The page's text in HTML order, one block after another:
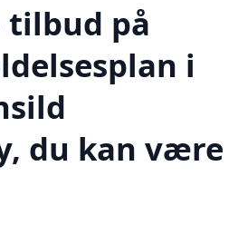
tilbud på
i
du kan være